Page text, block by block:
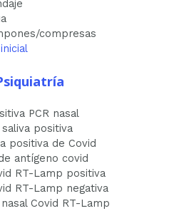
compresas
PCR nasal
positiva
positiva de Covid
antígeno covid
RT-Lamp positiva
RT-Lamp negativa
Covid RT-Lamp